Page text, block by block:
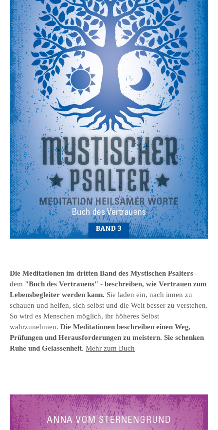
Die Meditationen im dritten Band des Mystischen Psalters -
dem "Buch des Vertrauens" - beschreiben, wie Vertrauen zum
Lebensbegleiter werden kann. Sie laden ein, nach innen zu
schauen und helfen, sich selbst und die Welt besser zu verstehen.
So wird es Menschen möglich, ihr höheres Selbst
wahrzunehmen. Die Meditationen beschreiben einen Weg,
Prüfungen und Herausforderungen zu meistern. Sie schenken
Ruhe und Gelassenheit. Mehr zum Buch